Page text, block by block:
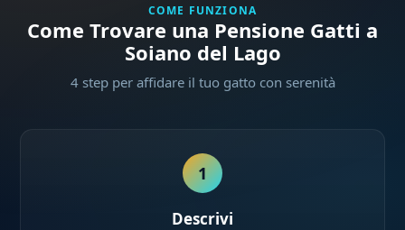
COME FUNZIONA
Come Trovare una Pensione Gatti a
Soiano del Lago
4 step per affidare il tuo gatto con serenità
1
Descrivi